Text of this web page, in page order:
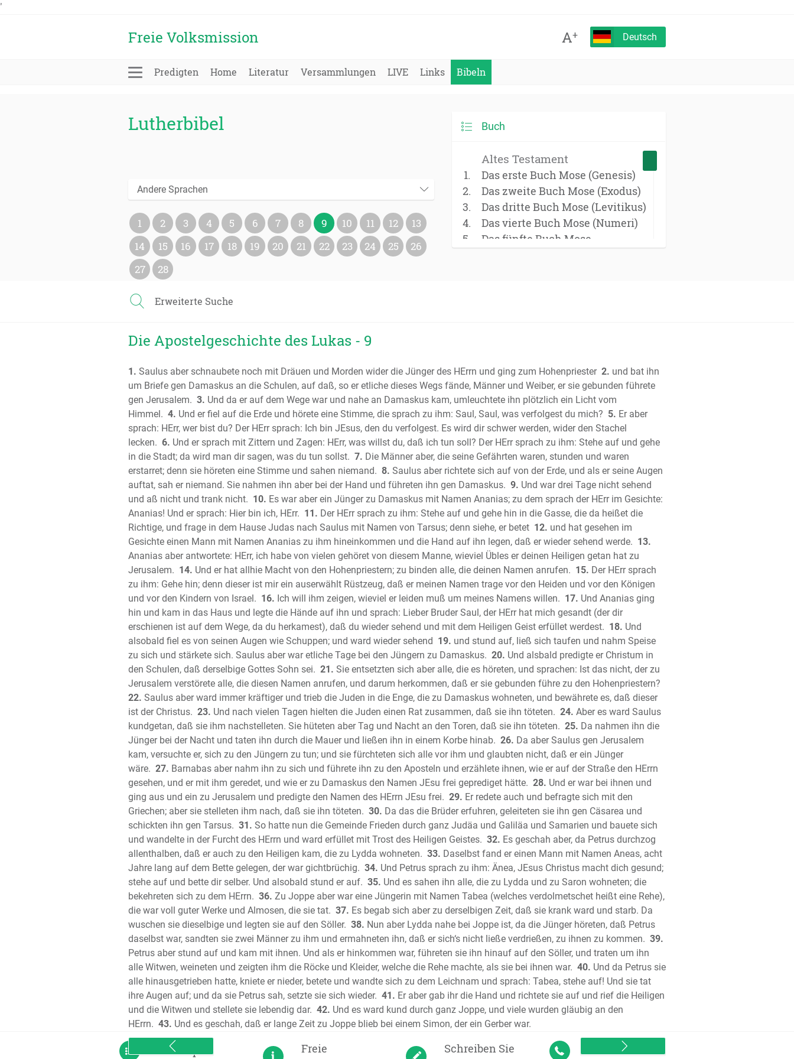
'
Freie Volksmission A+ Deutsch
Predigten Home Literatur Versammlungen LIVE Links Bibeln
Lutherbibel
Andere Sprachen
1 2 3 4 5 6 7 8 9 10 11 12
13
14
15 16 17 18 19 20 21 22 23 24 25
26
27
28
Buch
Altes Testament
Das erste Buch Mose (Genesis)
Das zweite Buch Mose (Exodus)
Das dritte Buch Mose (Levitikus)
Das vierte Buch Mose (Numeri)
Das fünfte Buch Mose
Das zweite Buch der Könige
Das erste Buch der Chronik
Das zweite Buch der Chronik
Das Buch Esra
Das Buch Nehemia
Das Buch Ester
Das Buch Hiob (Ijob)
Der Psalter
Die Sprüche Salomos
(Sprichwörter)
Der Prediger Salomo (Kohelet)
Das Hohelied Salomos
Der Prophet Jesaja
Der Prophet Jeremia
Die Klagelieder Jeremias
Der Prophet Hesekiel (Ezechiel)
Der Prophet Daniel
Der Prophet Hosea
Der Prophet Joel
Der Prophet Amos
Der Prophet Obadja
Der Prophet Jona
Der Prophet Micha
Der Prophet Nahum
Der Prophet Habakuk
Der Prophet Zephanja
Der Prophet Haggai
Der Prophet Sacharja
Der Prophet Maleachi
Neues Testament
Das Evangelium nach Matthäus
Das Evangelium nach Markus
Das Evangelium nach Lukas
Das Evangelium nach Johannes
Die Apostelgeschichte des Lukas
Der Brief des Paulus an die Römer
Der erste Brief des Paulus an die
Korinther
Der zweite Brief des Paulus an die
Korinther
Der Brief des Paulus an die Galater
Der Brief des Paulus an die
Der Brief des Paulus an die
Erweiterte Suche
Die Apostelgeschichte des Lukas - 9
1. Saulus aber schnaubete noch mit Dräuen und Morden wider die Jünger des HErrn und ging zum Hohenpriester 2. und bat ihn
um Briefe gen Damaskus an die Schulen, auf daß, so er etliche dieses Wegs fände, Männer und Weiber, er sie gebunden führete
gen Jerusalem. 3. Und da er auf dem Wege war und nahe an Damaskus kam, umleuchtete ihn plötzlich ein Licht vom
Himmel. 4. Und er fiel auf die Erde und hörete eine Stimme, die sprach zu ihm: Saul, Saul, was verfolgest du mich? 5. Er aber
sprach: HErr, wer bist du? Der HErr sprach: Ich bin JEsus, den du verfolgest. Es wird dir schwer werden, wider den Stachel
lecken. 6. Und er sprach mit Zittern und Zagen: HErr, was willst du, daß ich tun soll? Der HErr sprach zu ihm: Stehe auf und gehe
in die Stadt; da wird man dir sagen, was du tun sollst. 7. Die Männer aber, die seine Gefährten waren, stunden und waren
erstarret; denn sie höreten eine Stimme und sahen niemand. 8. Saulus aber richtete sich auf von der Erde, und als er seine Augen
auftat, sah er niemand. Sie nahmen ihn aber bei der Hand und führeten ihn gen Damaskus. 9. Und war drei Tage nicht sehend
und aß nicht und trank nicht. 10. Es war aber ein Jünger zu Damaskus mit Namen Ananias; zu dem sprach der HErr im Gesichte:
Ananias! Und er sprach: Hier bin ich, HErr. 11. Der HErr sprach zu ihm: Stehe auf und gehe hin in die Gasse, die da heißet die
Richtige, und frage in dem Hause Judas nach Saulus mit Namen von Tarsus; denn siehe, er betet 12. und hat gesehen im
Gesichte einen Mann mit Namen Ananias zu ihm hineinkommen und die Hand auf ihn legen, daß er wieder sehend werde. 13.
Ananias aber antwortete: HErr, ich habe von vielen gehöret von diesem Manne, wieviel Übles er deinen Heiligen getan hat zu
Jerusalem. 14. Und er hat allhie Macht von den Hohenpriestern; zu binden alle, die deinen Namen anrufen. 15. Der HErr sprach
zu ihm: Gehe hin; denn dieser ist mir ein auserwählt Rüstzeug, daß er meinen Namen trage vor den Heiden und vor den Königen
und vor den Kindern von Israel. 16. Ich will ihm zeigen, wieviel er leiden muß um meines Namens willen. 17. Und Ananias ging
hin und kam in das Haus und legte die Hände auf ihn und sprach: Lieber Bruder Saul, der HErr hat mich gesandt (der dir
erschienen ist auf dem Wege, da du herkamest), daß du wieder sehend und mit dem Heiligen Geist erfüllet werdest. 18. Und
alsobald fiel es von seinen Augen wie Schuppen; und ward wieder sehend 19. und stund auf, ließ sich taufen und nahm Speise
zu sich und stärkete sich. Saulus aber war etliche Tage bei den Jüngern zu Damaskus. 20. Und alsbald predigte er Christum in
den Schulen, daß derselbige Gottes Sohn sei. 21. Sie entsetzten sich aber alle, die es höreten, und sprachen: Ist das nicht, der zu
Jerusalem verstörete alle, die diesen Namen anrufen, und darum herkommen, daß er sie gebunden führe zu den Hohenpriestern?
22. Saulus aber ward immer kräftiger und trieb die Juden in die Enge, die zu Damaskus wohneten, und bewährete es, daß dieser
ist der Christus. 23. Und nach vielen Tagen hielten die Juden einen Rat zusammen, daß sie ihn töteten. 24. Aber es ward Saulus
kundgetan, daß sie ihm nachstelleten. Sie hüteten aber Tag und Nacht an den Toren, daß sie ihn töteten. 25. Da nahmen ihn die
Jünger bei der Nacht und taten ihn durch die Mauer und ließen ihn in einem Korbe hinab. 26. Da aber Saulus gen Jerusalem
kam, versuchte er, sich zu den Jüngern zu tun; und sie fürchteten sich alle vor ihm und glaubten nicht, daß er ein Jünger
wäre. 27. Barnabas aber nahm ihn zu sich und führete ihn zu den Aposteln und erzählete ihnen, wie er auf der Straße den HErrn
gesehen, und er mit ihm geredet, und wie er zu Damaskus den Namen JEsu frei geprediget hätte. 28. Und er war bei ihnen und
ging aus und ein zu Jerusalem und predigte den Namen des HErrn JEsu frei. 29. Er redete auch und befragte sich mit den
Griechen; aber sie stelleten ihm nach, daß sie ihn töteten. 30. Da das die Brüder erfuhren, geleiteten sie ihn gen Cäsarea und
schickten ihn gen Tarsus. 31. So hatte nun die Gemeinde Frieden durch ganz Judäa und Galiläa und Samarien und bauete sich
und wandelte in der Furcht des HErrn und ward erfüllet mit Trost des Heiligen Geistes. 32. Es geschah aber, da Petrus durchzog
allenthalben, daß er auch zu den Heiligen kam, die zu Lydda wohneten. 33. Daselbst fand er einen Mann mit Namen Aneas, acht
Jahre lang auf dem Bette gelegen, der war gichtbrüchig. 34. Und Petrus sprach zu ihm: Änea, JEsus Christus macht dich gesund;
stehe auf und bette dir selber. Und alsobald stund er auf. 35. Und es sahen ihn alle, die zu Lydda und zu Saron wohneten; die
bekehreten sich zu dem HErrn. 36. Zu Joppe aber war eine Jüngerin mit Namen Tabea (welches verdolmetschet heißt eine Rehe),
die war voll guter Werke und Almosen, die sie tat. 37. Es begab sich aber zu derselbigen Zeit, daß sie krank ward und starb. Da
wuschen sie dieselbige und legten sie auf den Söller. 38. Nun aber Lydda nahe bei Joppe ist, da die Jünger höreten, daß Petrus
daselbst war, sandten sie zwei Männer zu ihm und ermahneten ihn, daß er sich‘s nicht ließe verdrießen, zu ihnen zu kommen. 39.
Petrus aber stund auf und kam mit ihnen. Und als er hinkommen war, führeten sie ihn hinauf auf den Söller, und traten um ihn
alle Witwen, weineten und zeigten ihm die Röcke und Kleider, welche die Rehe machte, als sie bei ihnen war. 40. Und da Petrus sie
alle hinausgetrieben hatte, kniete er nieder, betete und wandte sich zu dem Leichnam und sprach: Tabea, stehe auf! Und sie tat
ihre Augen auf; und da sie Petrus sah, setzte sie sich wieder. 41. Er aber gab ihr die Hand und richtete sie auf und rief die Heiligen
und die Witwen und stellete sie lebendig dar. 42. Und es ward kund durch ganz Joppe, und viele wurden gläubig an den
HErrn. 43. Und es geschah, daß er lange Zeit zu Joppe blieb bei einem Simon, der ein Gerber war.
sitemap
Freie
Schreiben Sie
Kontakt